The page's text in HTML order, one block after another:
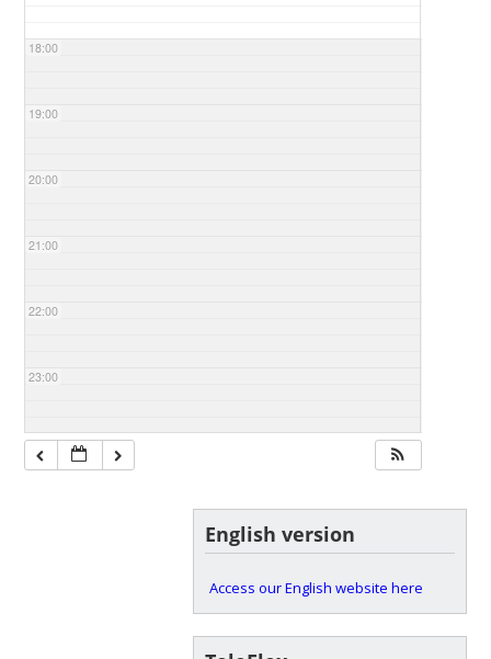
18:00
19:00
20:00
21:00
22:00
23:00
English version
Access our English website here